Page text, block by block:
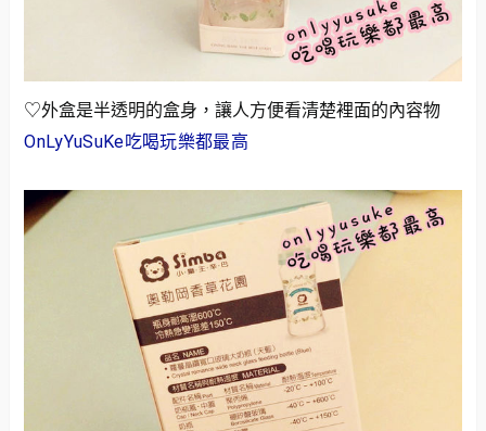
♡外盒是半透明的盒身，讓人方便看清楚裡面的內容物
OnLyYuSuKe吃喝玩樂都最高